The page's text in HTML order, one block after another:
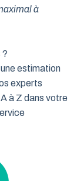
à
?
estimation
experts
à Z dans votre